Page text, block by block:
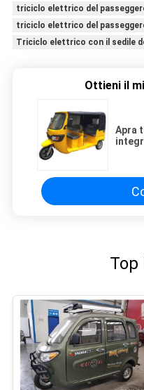
triciclo elettrico del
triciclo elettrico del
Triciclo elettrico con il sedile
Ottieni il
Apra
Top